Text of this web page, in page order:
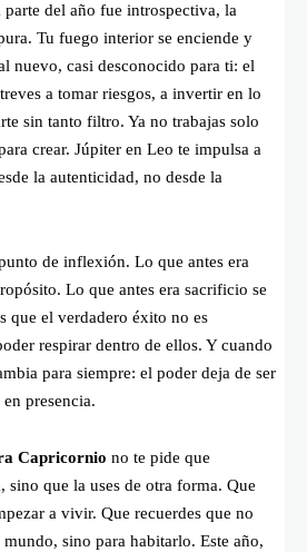
del año fue introspectiva, la
Tu fuego interior se enciende y
nuevo, casi desconocido para ti: el
a tomar riesgos, a invertir en lo
sin tanto filtro. Ya no trabajas solo
crear. Júpiter en Leo te impulsa a
la autenticidad, no desde la
de inflexión. Lo que antes era
Lo que antes era sacrificio se
que el verdadero éxito no es
respirar dentro de ellos. Y cuando
para siempre: el poder deja de ser
presencia.
Capricornio no te pide que
sino que la uses de otra forma. Que
a vivir. Que recuerdes que no
mundo, sino para habitarlo. Este año,